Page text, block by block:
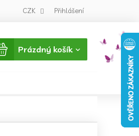
CZK Přihlášení
Nákupní
košík
Prázdný košík